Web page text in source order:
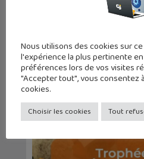
faire des ma...
Nous utilisons des cookies sur
l'expérience la plus pertinente
préférences lors de vos visites
"Accepter tout", vous consentez
cookies.
Choisir les cookies Tout